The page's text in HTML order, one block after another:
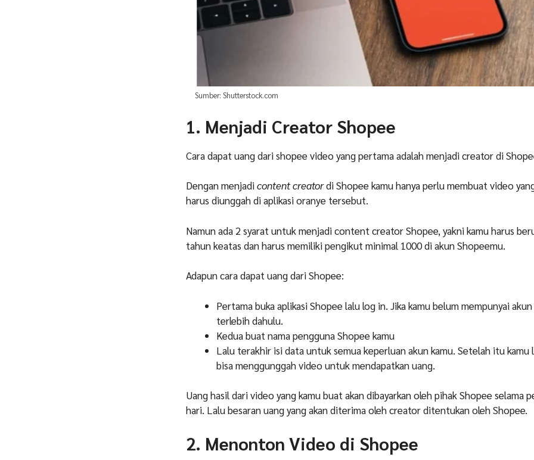
Sumber: Shutterstock.com
1. Menjadi Creator Shopee
Cara dapat uang dari shopee video yang pertama adalah menjadi creator di
Dengan menjadicontent creatordi Shopee kamu hanya perlu membuat video
harus diunggah di aplikasi oranye tersebut.
Namun ada 2 syarat untuk menjadi content creator Shopee, yakni kamu harus
tahun keatas dan harus memiliki pengikut minimal 1000 di akun Shopeemu.
Adapun cara dapat uang dari Shopee:
Pertama buka aplikasi Shopee lalu log in. Jika kamu belum mempunyai
terlebih dahulu.
Kedua buat nama pengguna Shopee kamu
Lalu terakhir isi data untuk semua keperluan akun kamu. Setelah itu kamu
bisa menggunggah video untuk mendapatkan uang.
Uang hasil dari video yang kamu buat akan dibayarkan oleh pihak Shopee selama
hari. Lalu besaran uang yang akan diterima oleh creator ditentukan oleh Shopee.
2. Menonton Video di Shopee